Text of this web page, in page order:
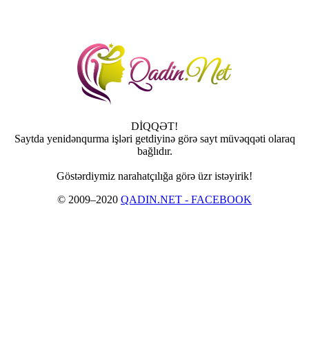
DİQQƏT!
Saytda yenidənqurma işləri getdiyinə görə sayt müvəqqəti olaraq
bağlıdır.
Göstərdiymiz narahatçılığa görə üzr istəyirik!
© 2009–2020 QADIN.NET - FACEBOOK